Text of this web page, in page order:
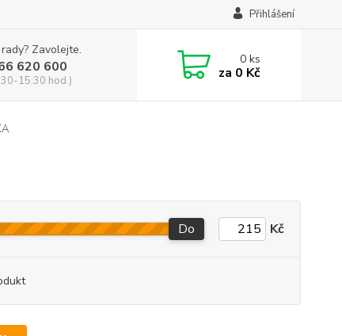
Přihlášení
Zavolejte.
620 600
15:30 hod.)
0ks
za 0 Kč
Do Kč